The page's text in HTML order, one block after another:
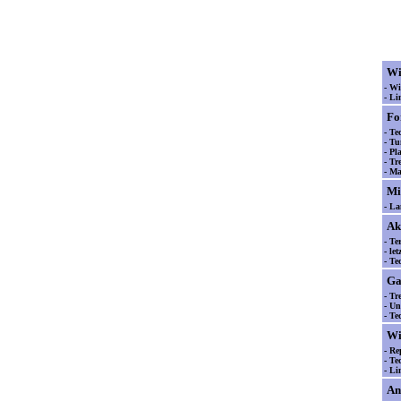
-
-
-
-
-
-
-
-
-
-
-
-
-
-
-
-
-